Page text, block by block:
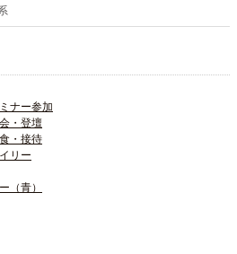
ナー参加
・登壇
・接待
リー
（青）